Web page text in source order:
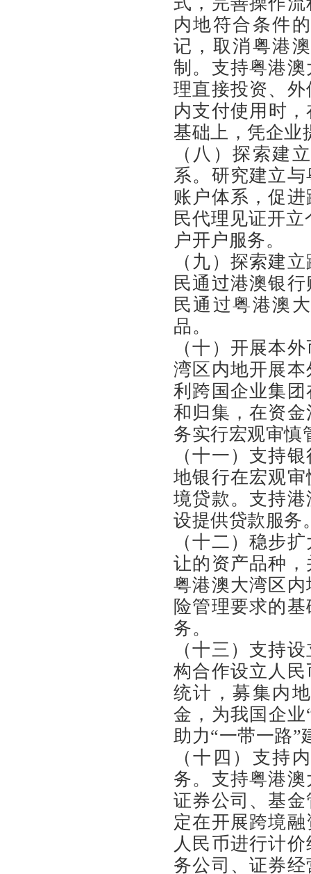
内地符合条件
记，取消粤港
制。支持粤港
理直接投资、
内支付使用时
基础上，凭企业
（八）探索建
系。研究建立
账户体系，促
民代理见证开
户开户服务。
（九）探索建
民通过港澳银
民通过粤港澳
品。
（十）开展本
湾区内地开展
利跨国企业集
和归集，在资
务实行宏观审慎
（十一）支持
地银行在宏观
境贷款。支持
设提供贷款服务
（十二）稳步
让的资产品种
粤港澳大湾区
险管理要求的
务。
（十三）支持
构合作设立人
统计，募集内
金，为我国企
助力“一带一路”
（十四）支持
务。支持粤港
证券公司、基
定在开展跨境
人民币进行计
务公司、证券